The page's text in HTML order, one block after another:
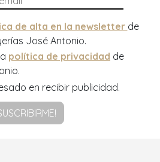
de alta en la newsletter de
José Antonio.
política de privacidad de
en recibir publicidad.